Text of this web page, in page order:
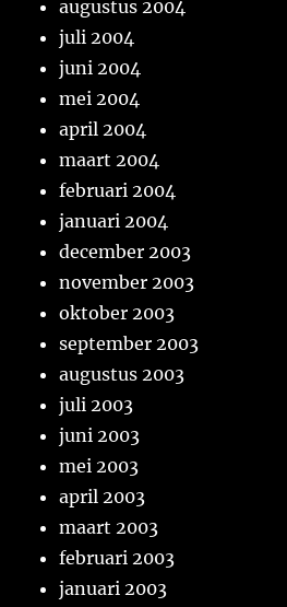
augustus 2004
juli 2004
juni 2004
mei 2004
april 2004
maart 2004
februari 2004
januari 2004
december 2003
november 2003
oktober 2003
september 2003
augustus 2003
juli 2003
juni 2003
mei 2003
april 2003
maart 2003
februari 2003
januari 2003